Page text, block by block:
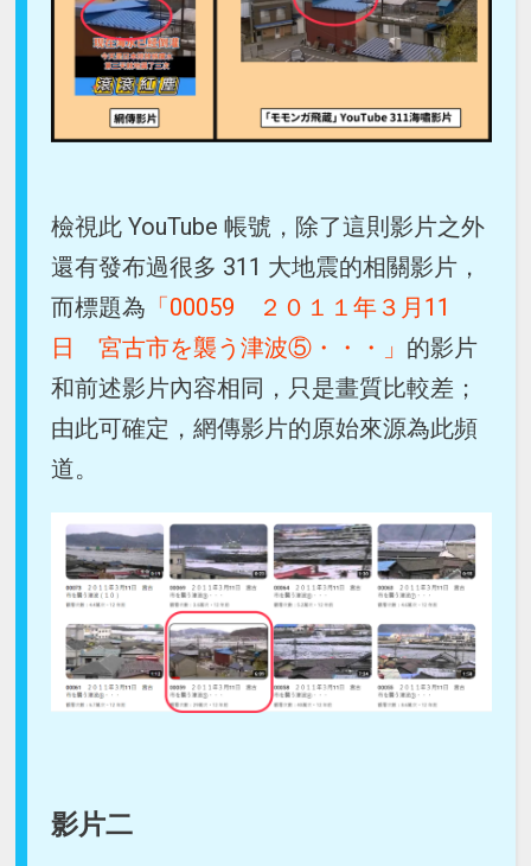
檢視此 YouTube 帳號，除了這則影片之外
還有發布過很多 311 大地震的相關影片，
而標題為 「00059 ２０１１年３月11
日 宮古市を襲う津波⑤・・・」 的影片
和前述影片內容相同，只是畫質比較差；
由此可確定，網傳影片的原始來源為此頻
道。
影片二